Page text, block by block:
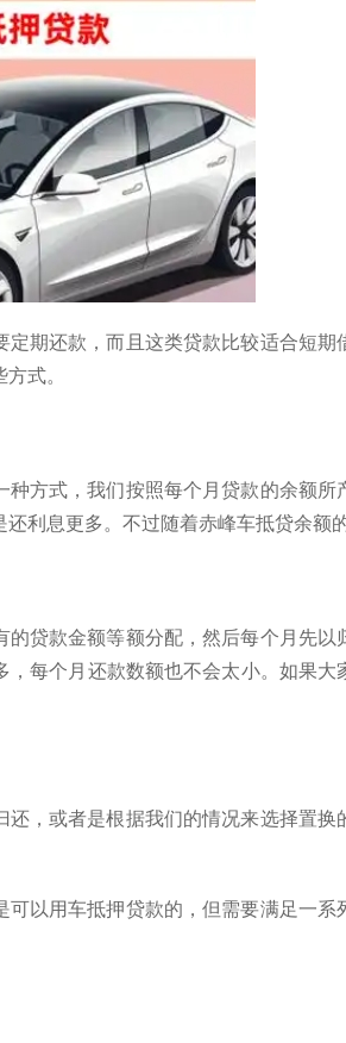
定期还款，而且这类贷款比较适合短
式。
种方式，我们按照每个月贷款的余额
利息更多。不过随着赤峰车抵贷余
的贷款金额等额分配，然后每个月先
，每个月还款数额也不会太小。如果
还，或者是根据我们的情况来选择置
可以用车抵押贷款的，但需要满足一